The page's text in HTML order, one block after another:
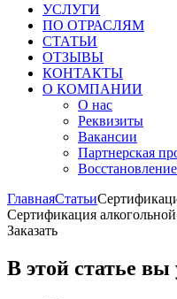
УСЛУГИ
ПО ОТРАСЛЯМ
СТАТЬИ
ОТЗЫВЫ
КОНТАКТЫ
О КОМПАНИИ
О нас
Реквизиты
Вакансии
Партнерская
ГлавнаяСтатьи
Сертификация
Заказать
В этой статье вы